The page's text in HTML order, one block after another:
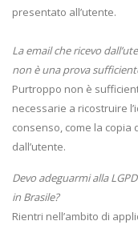
presentato all’utente.
La email che ricevo
non è una prova
Purtroppo non è
necessarie a ricostruire
consenso, come la
dall’utente.
Devo adeguarmi alla
in Brasile?
Rientri nell’ambito di